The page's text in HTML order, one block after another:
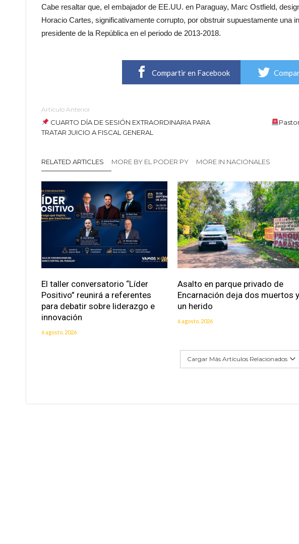
Cabe resaltar que, el embajador de EE.UU. en Paraguay, Marc Ostfield,
Horacio Cartes, significativamente corrupto, por obstruir supuestamente una
presidente de la República en el periodo de 2013-2018.
Compartir en Facebook
Artículo Anterior
CUARTO DÍA DE SESIÓN EXTRAORDINARIA PARA
TRATAR JUICIO A FISCAL GENERAL
RELATED ARTICLES MORE BY EL PODER PY MORE IN NACIONALES
El taller conversatorio “Líder
Positivo” reunirá a referentes
para debatir sobre liderazgo e
innovación
6 agosto, 2026
Asalto en parque privado de
Encarnación deja dos muertos y
un herido
6 agosto, 2026
Cargar Más Artículos Relacionados